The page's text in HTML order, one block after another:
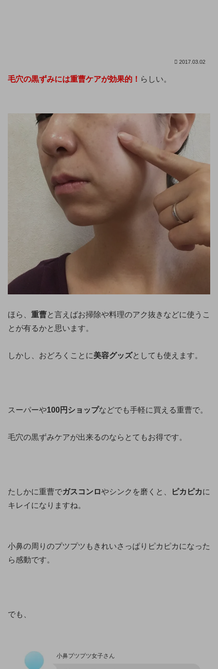
2017.03.02
毛穴の黒ずみには重曹ケアが効果的！ らしい。
ほら、 重曹と言えばお掃除や料理のアク抜きなどに使うこ
とが有るかと思います。
しかし、おどろくことに美容グッズとしても使えます。
スーパーや100円ショップなどでも手軽に買える重曹で。
毛穴の黒ずみケアが出来るのならとてもお得です。
たしかに重曹でガスコンロやシンクを磨くと、 ピカピカに
キレイになりますね。
小鼻の周りのプツプツもきれいさっぱりピカピカになった
ら感動です。
でも、
小鼻プツプツ女子さん